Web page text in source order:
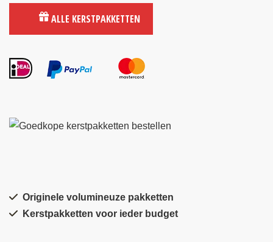
ALLE KERSTPAKKETTEN
Originele volumineuze pakketten
Kerstpakketten voor ieder budget